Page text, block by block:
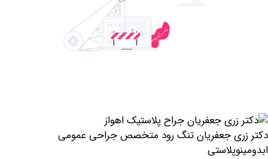
‏جعفریان تنگ رود متخصص جراحی عمومی